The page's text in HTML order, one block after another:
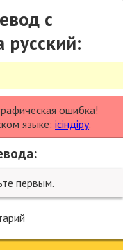
с
русский:
ошибка!
языке: ісіндіру.
первым.